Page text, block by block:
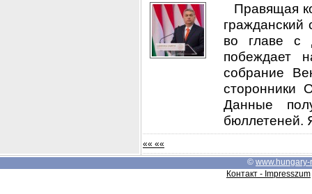
Правящая
гражданский
во главе с
побеждает
собрание
сторонники
Данные
бюллетеней.
«« ««
© www.hungary-
Контакт - Impresszum